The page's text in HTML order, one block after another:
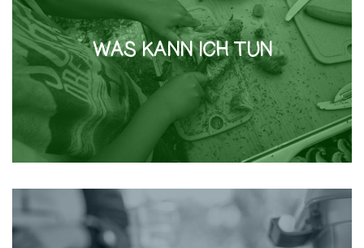
WAS KANN ICH TUN